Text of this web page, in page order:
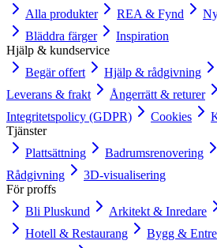
Alla produkter
REA & Fynd
Bläddra färger
Inspiration
Hjälp & kundservice
Begär offert
Hjälp & rådgivning
Leverans & frakt
Ångerrätt & returer
Integritetspolicy (GDPR)
Cookies
Tjänster
Plattsättning
Badrumsrenovering
Rådgivning
3D-visualisering
För proffs
Bli Pluskund
Arkitekt & Inredare
Hotell & Restaurang
Bygg &